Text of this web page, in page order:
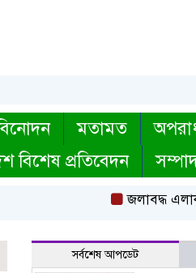
মতামত
বিশেষ প্রতিবেদন
জলাবদ্ধ
সর্বশেষ আপডেট